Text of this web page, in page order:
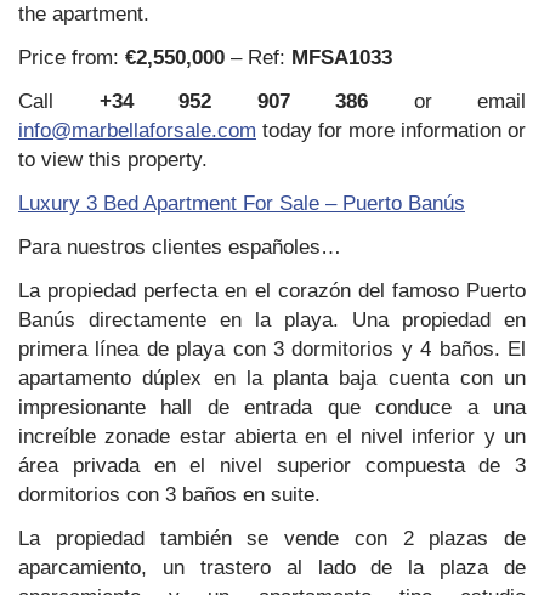
the apartment.
Price from: €2,550,000 – Ref: MFSA1033
Call +34 952 907 386 or email
info@marbellaforsale.com today for more information or
to view this property.
Luxury 3 Bed Apartment For Sale – Puerto Banús
Para nuestros clientes españoles…
La propiedad perfecta en el corazón del famoso Puerto
Banús directamente en la playa. Una propiedad en
primera línea de playa con 3 dormitorios y 4 baños. El
apartamento dúplex en la planta baja cuenta con un
impresionante hall de entrada que conduce a una
increíble zonade estar abierta en el nivel inferior y un
área privada en el nivel superior compuesta de 3
dormitorios con 3 baños en suite.
La propiedad también se vende con 2 plazas de
aparcamiento, un trastero al lado de la plaza de